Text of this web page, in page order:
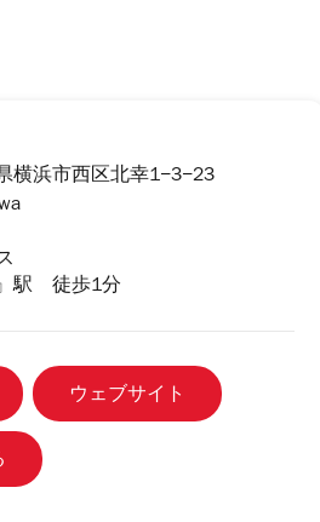
横浜市西区北幸1−3−23
』駅 徒歩1分
ウェブサイト